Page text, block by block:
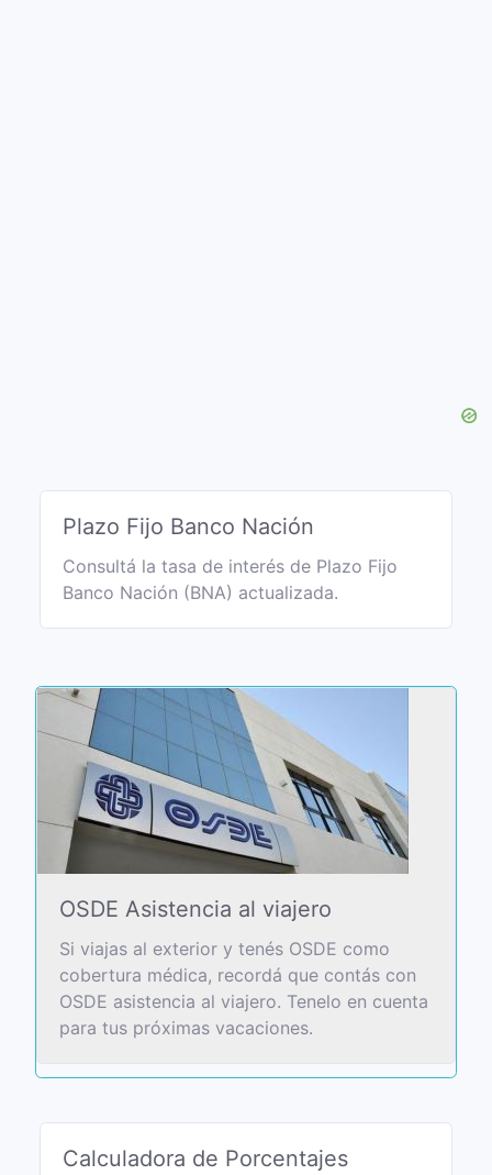
Plazo Fijo Banco Nación
Consultá la tasa de interés de Plazo Fijo
Banco Nación (BNA) actualizada.
OSDE Asistencia al viajero
Si viajas al exterior y tenés OSDE como
cobertura médica, recordá que contás con
OSDE asistencia al viajero. Tenelo en cuenta
para tus próximas vacaciones.
Calculadora de Porcentajes